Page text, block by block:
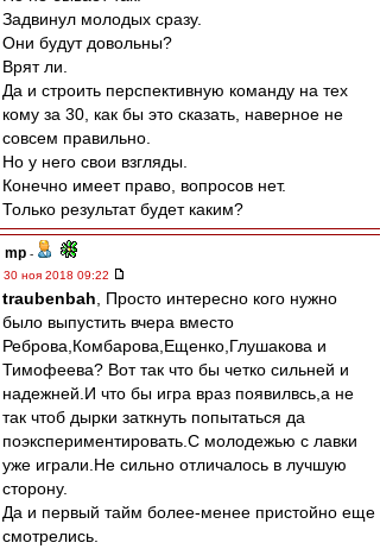
Задвинул молодых сразу.
Они будут довольны?
Врят ли.
Да и строить перспективную команду на тех
кому за 30, как бы это сказать, наверное не
совсем правильно.
Но у него свои взгляды.
Конечно имеет право, вопросов нет.
Только результат будет каким?
mp -
30 ноя 2018 09:22
traubenbah , Просто интересно кого нужно
было выпустить вчера вместо
Реброва,Комбарова,Ещенко,Глушакова и
Тимофеева? Вот так что бы четко сильней и
надежней.И что бы игра враз появилвсь,а не
так чтоб дырки заткнуть попытаться да
поэкспериментировать.С молодежью с лавки
уже играли.Не сильно отличалось в лучшую
сторону.
Да и первый тайм более-менее пристойно еще
смотрелись.